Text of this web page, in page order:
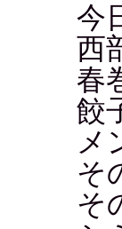
今
西
春
餃
メ
そ
そ